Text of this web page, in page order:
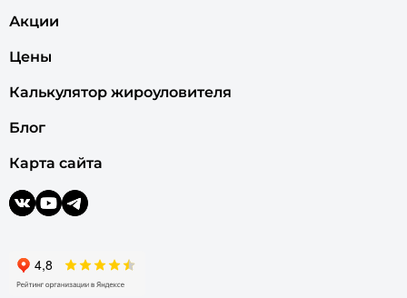
Акции
Цены
Калькулятор жироуловителя
Блог
Карта сайта